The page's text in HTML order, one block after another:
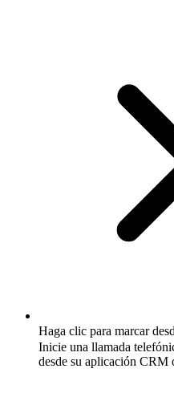
Haga clic para marcar
Inicie una llamada
desde su aplicación CRM